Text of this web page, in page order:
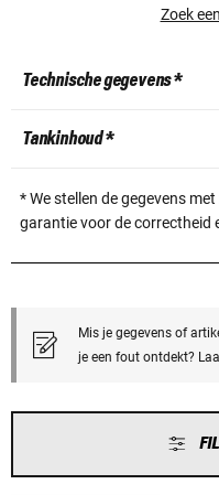
Zoek
Technische gegevens *
Tankinhoud *
* We stellen de gegevens
garantie voor de correctheid
Mis je gegevens of
je een fout ontdekt?